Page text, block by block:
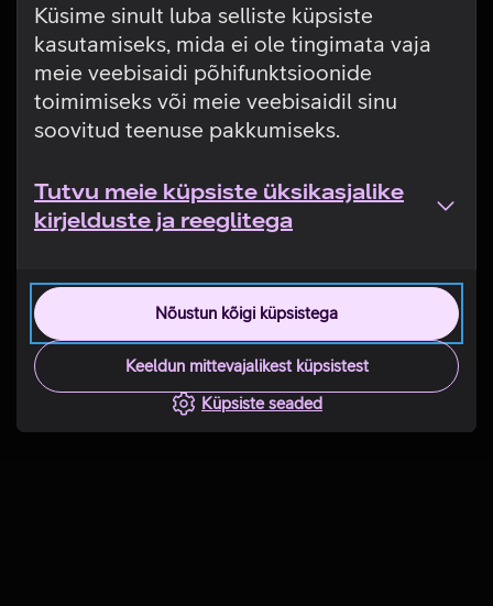
Küsime sinult luba selliste küpsiste
kasutamiseks, mida ei ole tingimata vaja
meie veebisaidi põhifunktsioonide
toimimiseks või meie veebisaidil sinu
soovitud teenuse pakkumiseks.
Tutvu meie küpsiste üksikasjalike
kirjelduste ja reeglitega
Nõustun kõigi küpsistega
Keeldun mittevajalikest küpsistest
Küpsiste seaded
Tehniline viga